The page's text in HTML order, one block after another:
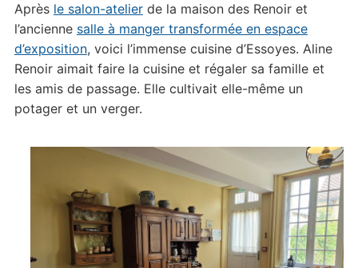
Après le salon-atelierde la maison des Renoir et
l’ancienne salle à manger transformée en espace
d’exposition, voici l’immense cuisine d’Essoyes. Aline
Renoir aimait faire la cuisine et régaler sa famille et
les amis de passage. Elle cultivait elle-même un
potager et un verger.